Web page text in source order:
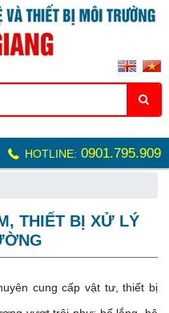
HOTLINE: 0901.795.909
THIẾT BỊ XỬ LÝ
cung cấp vật tư, thiết bị